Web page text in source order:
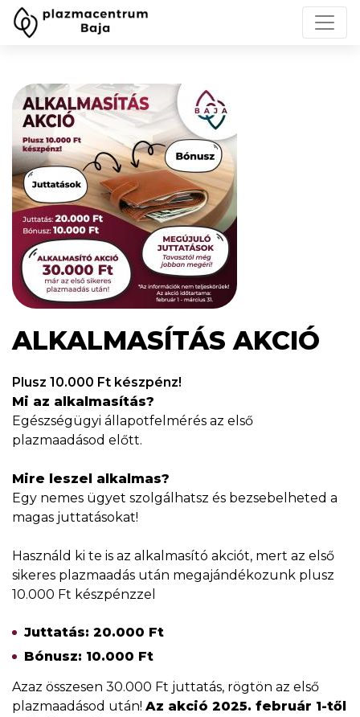
ALKALMASÍTÁS AKCIÓ
Plusz 10.000 Ft készpénz!
Mi az alkalmasítás?
Egészségügyi állapotfelmérés az első
plazmaadásod előtt.
Mire leszel alkalmas?
Egy nemes ügyet szolgálhatsz és bezsebelheted a
magas juttatásokat!
Használd ki te is az alkalmasító akciót, mert az első
sikeres plazmaadás után megajándékozunk plusz
10.000 Ft készpénzzel
Juttatás: 20.000 Ft
Bónusz: 10.000 Ft
Azaz összesen 30.000 Ft juttatás, rögtön az első
plazmaadásod után! Az akció 2025. február 1-től